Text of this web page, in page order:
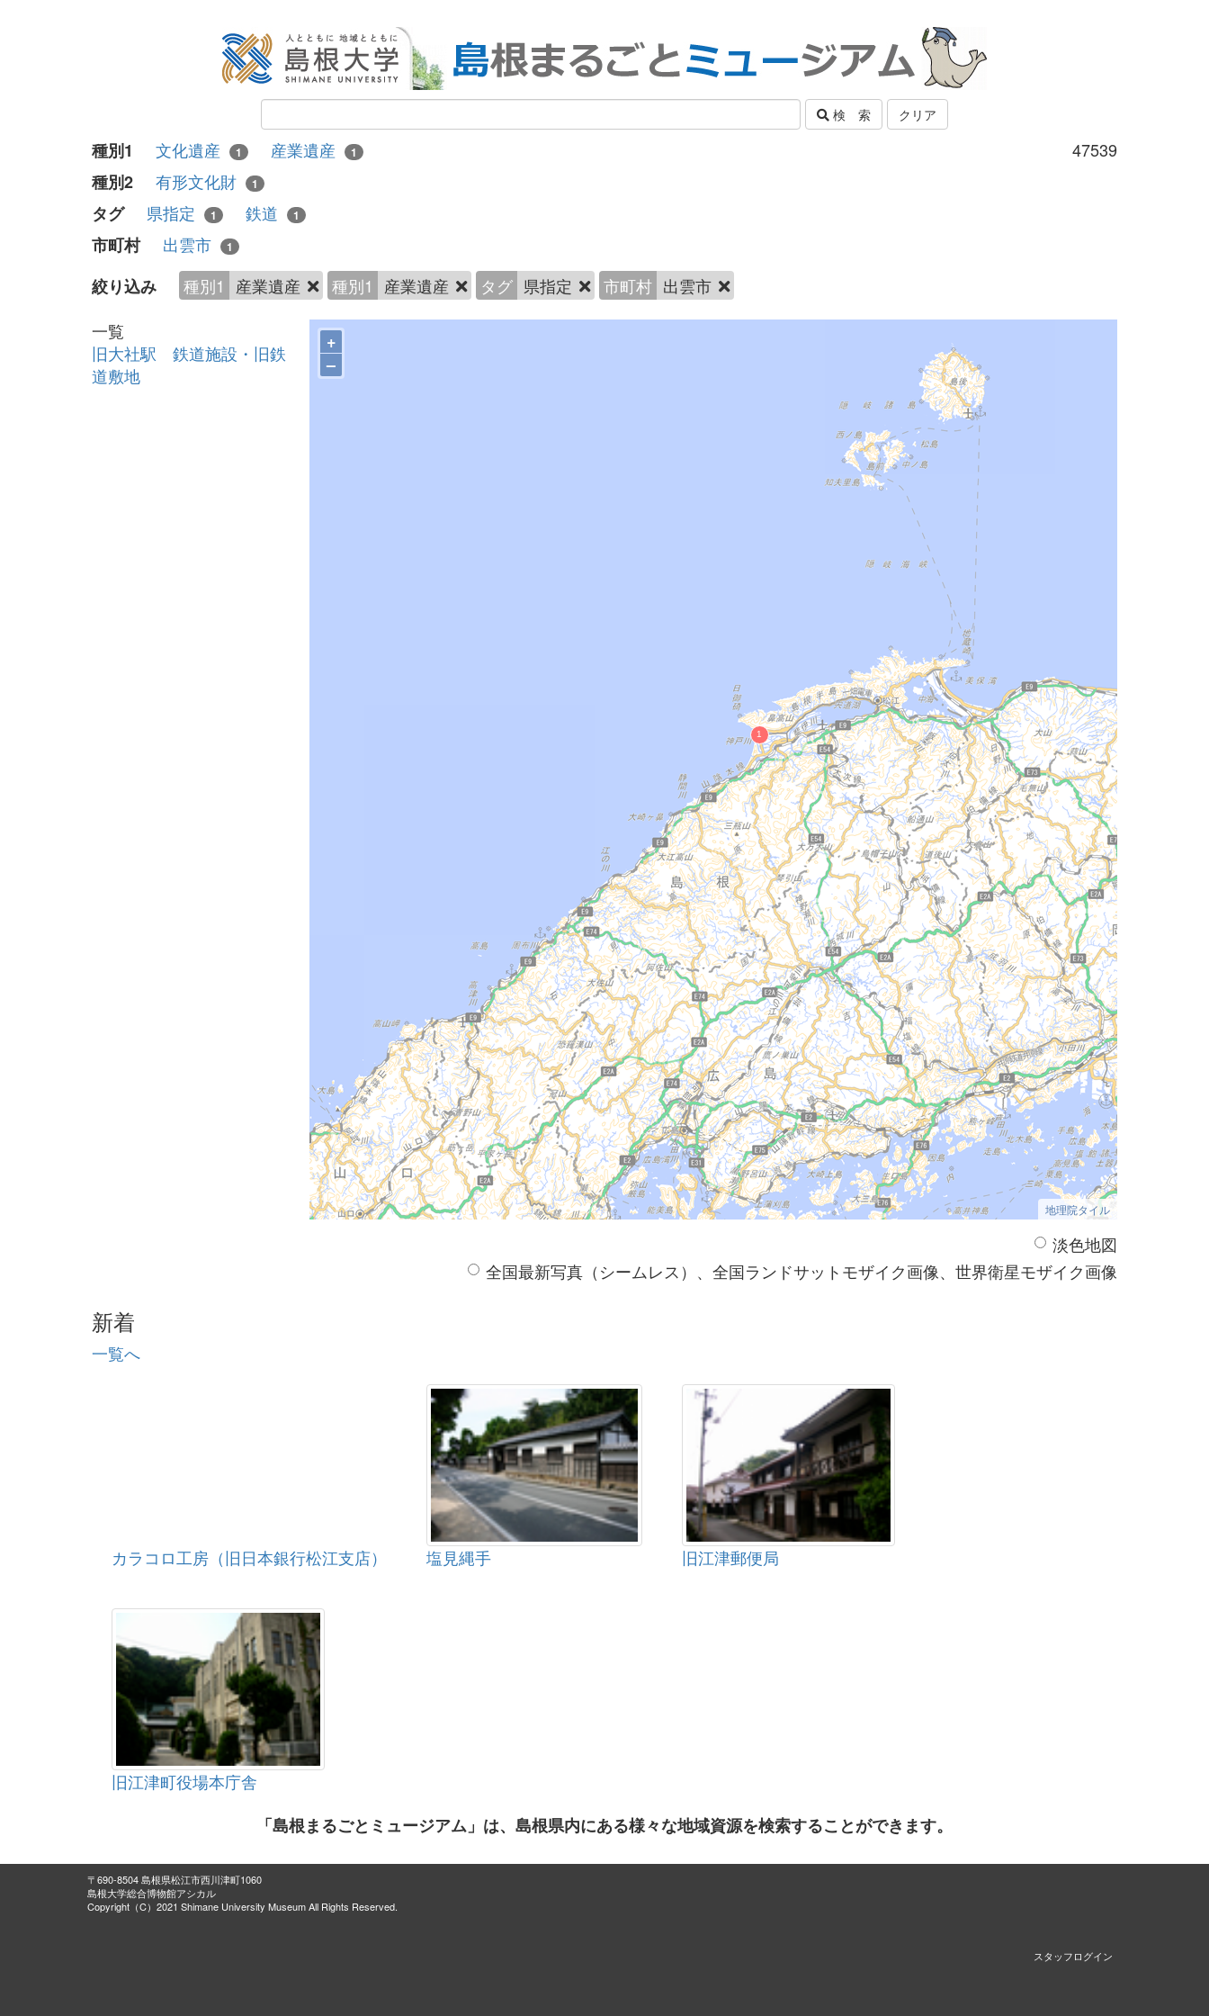
検 索 クリア
47539
種別1 文化遺産 1 産業遺産 1
種別2 有形文化財 1
タグ 県指定 1 鉄道 1
市町村 出雲市 1
絞り込み 種別1 産業遺産 種別1 産業遺産 タグ 県指定 市町村 出雲市
一覧
旧大社駅 鉄道施設・旧鉄
道敷地
+
–
地理院タイル
淡色地図
全国最新写真（シームレス）、全国ランドサットモザイク画像、世界衛星モザイク画像
新着
一覧へ
カラコロ工房（旧日本銀行松江支店） 塩見縄手 旧江津郵便局
旧江津町役場本庁舎
「島根まるごとミュージアム」は、島根県内にある様々な地域資源を検索することができます。
〒690-8504 島根県松江市西川津町1060
島根大学総合博物館アシカル
Copyright（C）2021 Shimane University Museum All Rights Reserved.
スタッフログイン